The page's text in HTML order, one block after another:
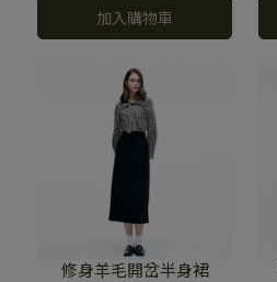
加入購物車
修身羊毛開岔半身裙